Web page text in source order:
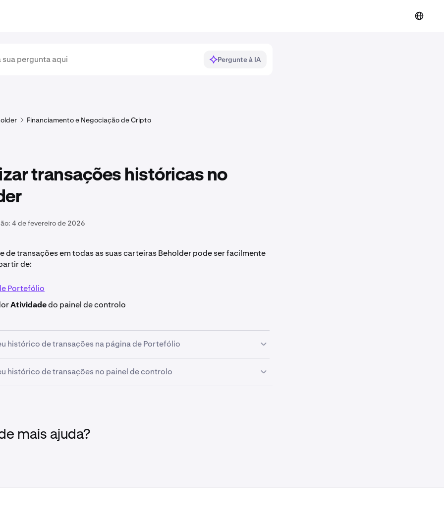
Pergunte à IA
Financiamento e Negociação de Cripto
transações históricas no
4 de fevereiro de 2026
de transações em todas as suas carteiras Beholder pode ser facilmente
de:
Portefólio
Atividadedo painel de controlo
histórico de transações na página de Portefólio
página de Portefóliono Beholder.
Atividade.
histórico de transações no painel de controlo
separadorAtividade, e as suas transações mais recentes serão exibidas.
mais ajuda?